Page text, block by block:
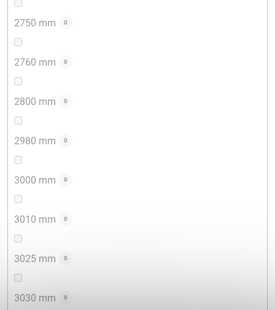
2750 mm 0
2760 mm 0
2800 mm 0
2980 mm 0
3000 mm 0
3010 mm 0
3025 mm 0
3030 mm 0